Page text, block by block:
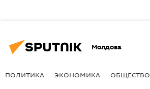
Молдова
ПОЛИТИКА ЭКОНОМИКА ОБЩЕСТВО